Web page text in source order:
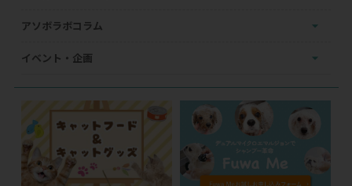
アソボラボコラム
イベント・企画